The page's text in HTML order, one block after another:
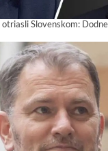
Slovenskom: